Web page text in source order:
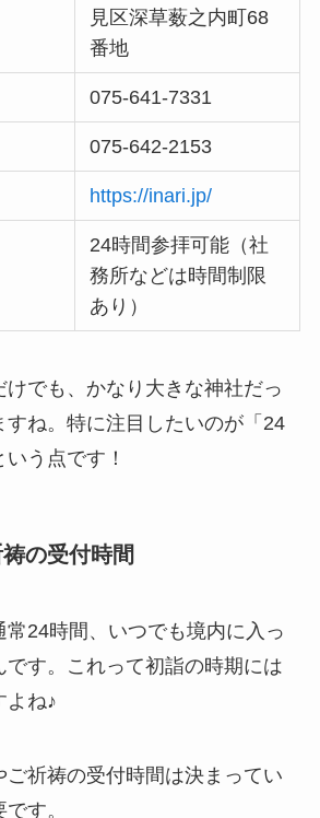
見区深草薮之内町68
番地
075-641-7331
075-642-2153
https://inari.jp/
24時間参拝可能（社
務所などは時間制限
あり）
でも、かなり大きな神社だっ
すね。特に注目したいのが「24
う点です！
の受付時間
24時間、いつでも境内に入っ
です。これって初詣の時期には
よね♪
ご祈祷の受付時間は決まってい
す。